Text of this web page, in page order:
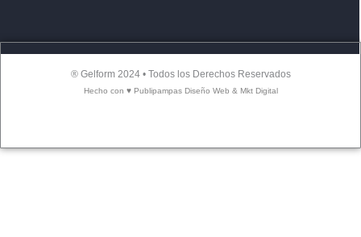
® Gelform 2024 • Todos los Derechos Reservados
Hecho con ♥ Publipampas Diseño Web & Mkt Digital